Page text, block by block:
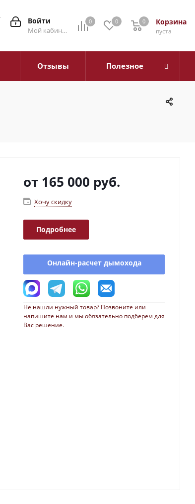
0 0 Корзина
0
пуста
0
Войти
Мой кабинет
Отзывы Полезное
от 165 000 руб.
Хочу скидку
Подробнее
Онлайн-расчет дымохода
Не нашли нужный товар? Позвоните или
напишите нам и мы обязательно подберем для
Вас решение.